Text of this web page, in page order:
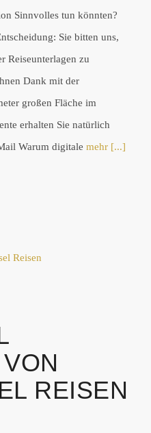
Sinnvolles tun könnten?
Sie bitten uns,
Reiseunterlagen zu
Dank mit der
großen Fläche im
erhalten Sie natürlich
Warum digitale mehr [...]
2024
REISEN